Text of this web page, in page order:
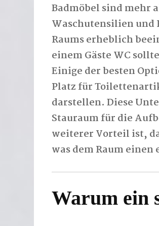
Badmöbel sind mehr
Waschutensilien und
Raums erheblich
einem Gäste WC
Einige der besten
Platz für
darstellen. Diese
Stauraum für die
weiterer Vorteil ist,
was dem Raum
Warum ein